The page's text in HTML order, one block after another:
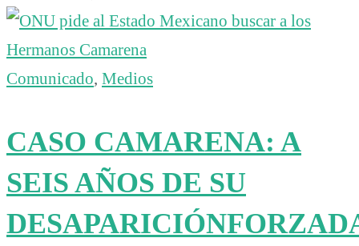
Comunicado, Medios
CASO CAMARENA: A
SEIS AÑOS DE SU